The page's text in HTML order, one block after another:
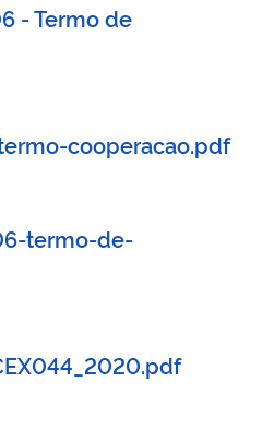
- Termo de
cooperacao.pdf
termo-de-